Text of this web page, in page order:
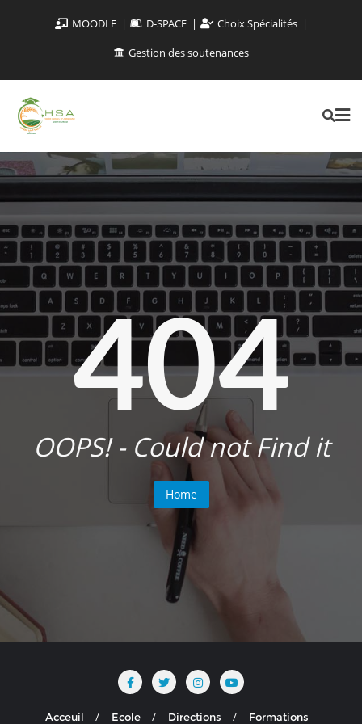
MOODLE D-SPACE
Choix Spécialités
Gestion des soutenances
404
OOPS! - Could not Find it
Home
Acceuil Ecole Directions Formations